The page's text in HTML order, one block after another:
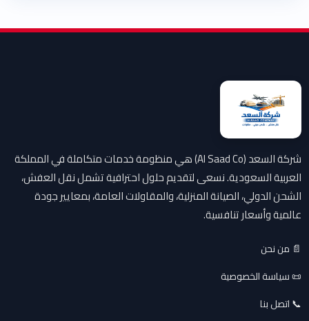
شركة السعد (Al Saad Co) هي منظومة خدمات متكاملة في المملكة
العربية السعودية. نسعى لتقديم حلول احترافية تشمل نقل العفش،
الشحن الدولي، الصيانة المنزلية، والمقاولات العامة، بمعايير جودة
عالمية وأسعار تنافسية.
📄 من نحن
📜 سياسة الخصوصية
📞 اتصل بنا